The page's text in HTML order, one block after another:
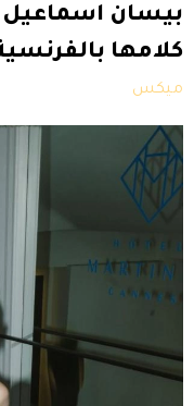
بيسان اسماعيل
كلامها بالفرنسية
ميكس